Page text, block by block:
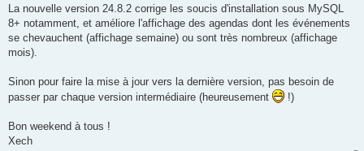
g
La nouvelle version 24.8.2 corrige les soucis d'installation sous MySQL
8+ notamment, et améliore l'affichage des agendas dont les événements
se chevauchent (affichage semaine) ou sont très nombreux (affichage
mois).
Sinon pour faire la mise à jour vers la dernière version, pas besoin de
passer par chaque version intermédiaire (heureusement
!)
Bon weekend à tous !
Xech